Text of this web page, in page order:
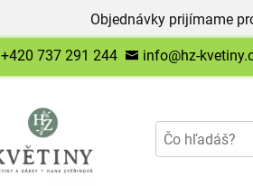
Objednávky prijímame
+420 737 291 244 info@hz-